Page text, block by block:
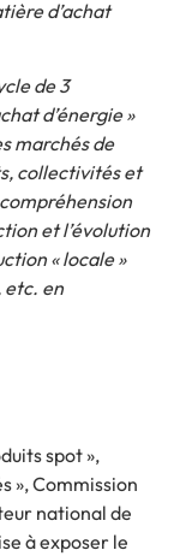
d’achat
de 3
d’énergie »
marchés de
collectivités et
et l’évolution
« locale »
etc. en
spot »,
», Commission
national de
à exposer le